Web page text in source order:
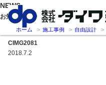
NEWS
お知らせ
ホーム 施工事例 自由設計
CIMG2081
2018.7.2